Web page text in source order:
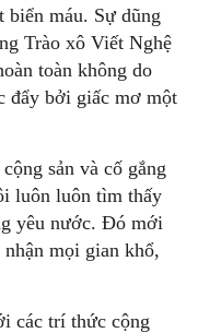
biển máu. Sự dũng
Trào xô Viết Nghệ
toàn không do
đẩy bởi giấc mơ một
sản và cố gắng
luôn luôn tìm thấy
yêu nước. Đó mới
mọi gian khổ,
các trí thức cộng